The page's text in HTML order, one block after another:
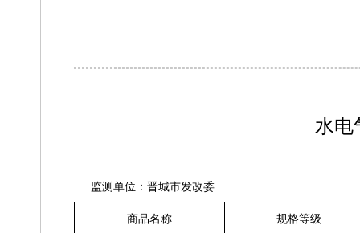
水电
监测单位：晋城市发改委
商品名称 规格等级